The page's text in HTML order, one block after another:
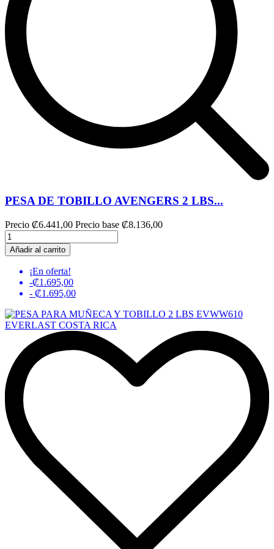
PESA DE TOBILLO AVENGERS 2 LBS...
Precio ₡6.441,00 Precio base ₡8.136,00
Añadir al carrito
¡En oferta!
-₡1.695,00
- ₡1.695,00